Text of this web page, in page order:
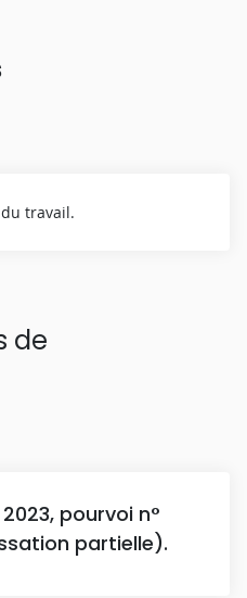
travail.
de
pourvoi n°
partielle).